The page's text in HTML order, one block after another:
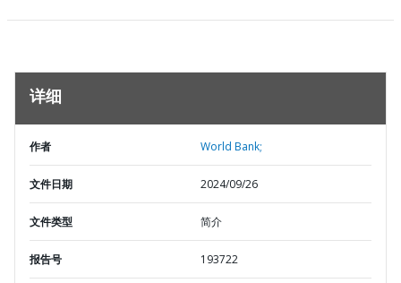
详细
作者 World Bank;
文件日期 2024/09/26
文件类型 简介
报告号 193722